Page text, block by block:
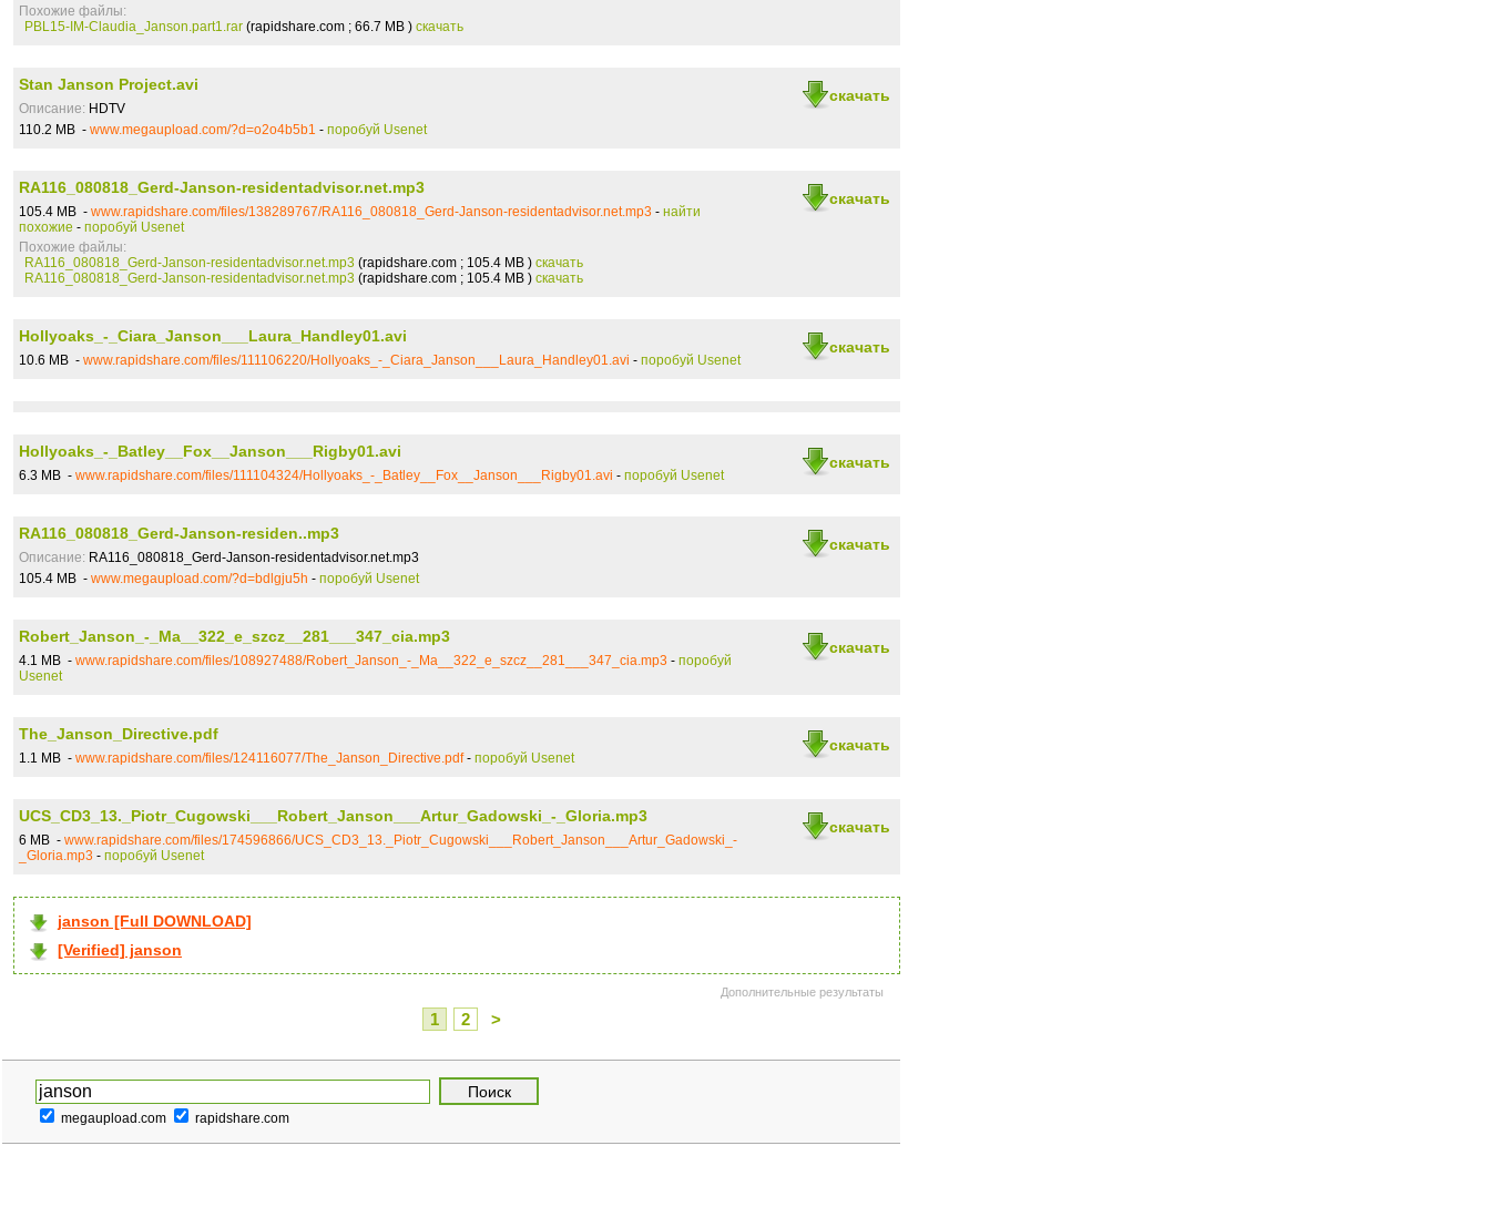
Похожие файлы:
PBL15-IM-Claudia_Janson.part1.rar (rapidshare.com ; 66.7 MB ) скачать
скачать
Stan Janson Project.avi
Описание: HDTV
110.2 MB - www.megaupload.com/?d=o2o4b5b1 - поробуй Usenet
скачать
RA116_080818_Gerd-Janson-residentadvisor.net.mp3
105.4 MB - www.rapidshare.com/files/138289767/RA116_080818_Gerd-Janson-residentadvisor.net.mp3 - найти
похожие - поробуй Usenet
Похожие файлы:
RA116_080818_Gerd-Janson-residentadvisor.net.mp3 (rapidshare.com ; 105.4 MB ) скачать
RA116_080818_Gerd-Janson-residentadvisor.net.mp3 (rapidshare.com ; 105.4 MB ) скачать
скачать
Hollyoaks_-_Ciara_Janson___Laura_Handley01.avi
10.6 MB - www.rapidshare.com/files/111106220/Hollyoaks_-_Ciara_Janson___Laura_Handley01.avi - поробуй Usenet
скачать
Hollyoaks_-_Batley__Fox__Janson___Rigby01.avi
6.3 MB - www.rapidshare.com/files/111104324/Hollyoaks_-_Batley__Fox__Janson___Rigby01.avi - поробуй Usenet
скачать
RA116_080818_Gerd-Janson-residen..mp3
Описание: RA116_080818_Gerd-Janson-residentadvisor.net.mp3
105.4 MB - www.megaupload.com/?d=bdlgju5h - поробуй Usenet
скачать
Robert_Janson_-_Ma__322_e_szcz__281___347_cia.mp3
4.1 MB - www.rapidshare.com/files/108927488/Robert_Janson_-_Ma__322_e_szcz__281___347_cia.mp3 - поробуй
Usenet
скачать
The_Janson_Directive.pdf
1.1 MB - www.rapidshare.com/files/124116077/The_Janson_Directive.pdf - поробуй Usenet
скачать
UCS_CD3_13._Piotr_Cugowski___Robert_Janson___Artur_Gadowski_-_Gloria.mp3
6 MB - www.rapidshare.com/files/174596866/UCS_CD3_13._Piotr_Cugowski___Robert_Janson___Artur_Gadowski_-
_Gloria.mp3 - поробуй Usenet
janson [Full DOWNLOAD]
[Verified] janson
Дополнительные результаты
1 2 >
megaupload.com rapidshare.com